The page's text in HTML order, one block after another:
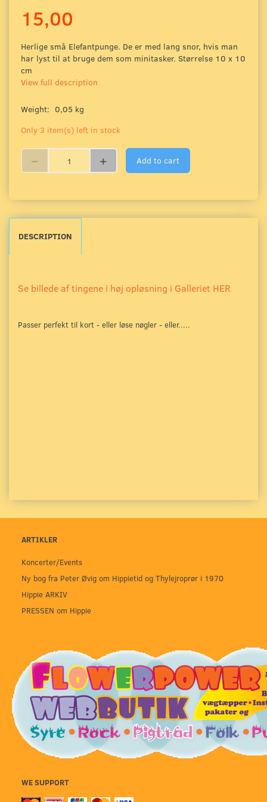
15,00
Herlige små Elefantpunge. De er med lang snor, hvis man
har lyst til at bruge dem som minitasker. Størrelse 10 x 10
cm
View full description
Weight: 0,05 kg
Only 3 item(s) left in stock
Add to cart
DESCRIPTION
Se billede af tingene i høj opløsning i Galleriet HER
Passer perfekt til kort - eller løse nøgler - eller.....
ARTIKLER
Koncerter/Events
Ny bog fra Peter Øvig om Hippietid og Thylejroprør i 1970
Hippie ARKIV
PRESSEN om Hippie
WE SUPPORT